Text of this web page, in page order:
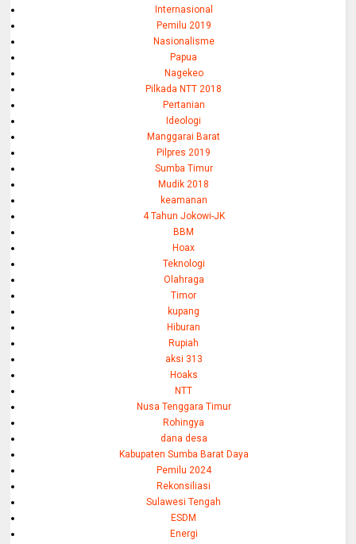
Internasional
Pemilu 2019
Nasionalisme
Papua
Nagekeo
Pilkada NTT 2018
Pertanian
Ideologi
Manggarai Barat
Pilpres 2019
Sumba Timur
Mudik 2018
keamanan
4 Tahun Jokowi-JK
BBM
Hoax
Teknologi
Olahraga
Timor
kupang
Hiburan
Rupiah
aksi 313
Hoaks
NTT
Nusa Tenggara Timur
Rohingya
dana desa
Kabupaten Sumba Barat Daya
Pemilu 2024
Rekonsiliasi
Sulawesi Tengah
ESDM
Energi